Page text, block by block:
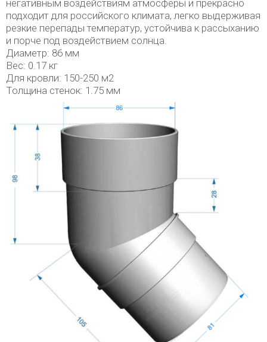
негативным воздействиям атмосферы и прекрасно
подходит для российского климата, легко выдерживая
резкие перепады температур, устойчива к рассыханию
и порче под воздействием солнца.
Диаметр: 86 мм
Вес: 0.17 кг
Для кровли: 150-250 м2
Толщина стенок: 1.75 мм